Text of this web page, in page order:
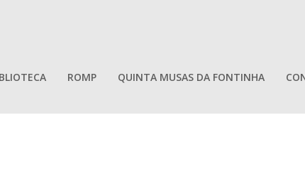
ROMP QUINTA MUSAS DA FONTINHA